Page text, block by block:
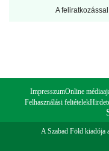
A
ImpresszumOnline
Felhasználási feltételek
A Szabad Föld